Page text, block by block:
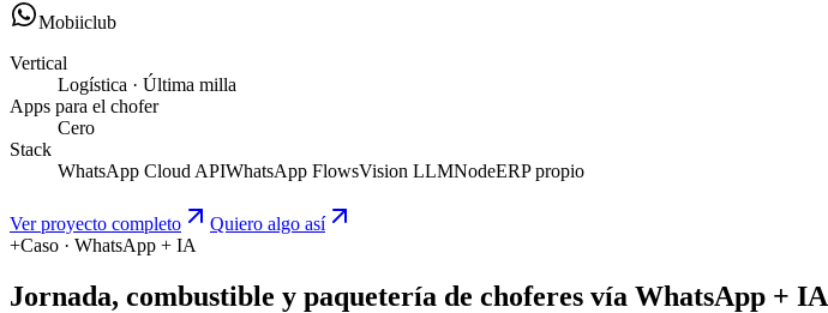
Mobiiclub
Vertical
Logística · Última milla
Apps para el chofer
Cero
Stack
WhatsApp Cloud APIWhatsApp FlowsVision LLMNodeERP propio
Ver proyecto completo
Quiero algo así
+Caso · WhatsApp + IA
Jornada, combustible y paquetería de choferes vía WhatsApp + IA